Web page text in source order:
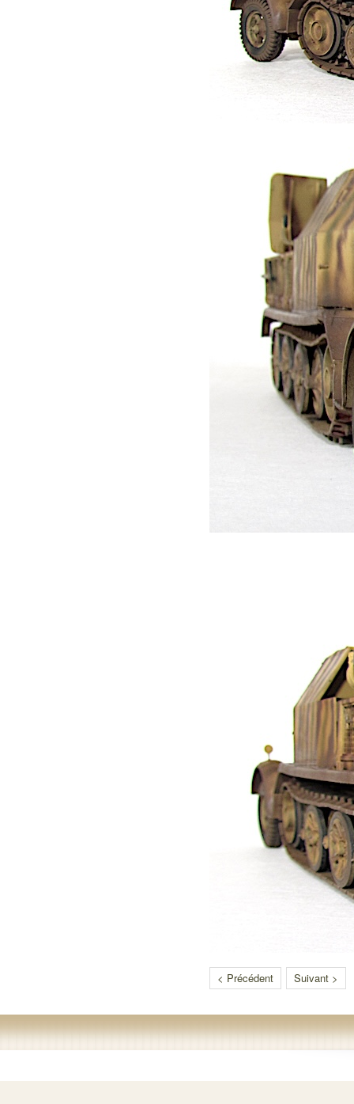
< Précédent Suivant >